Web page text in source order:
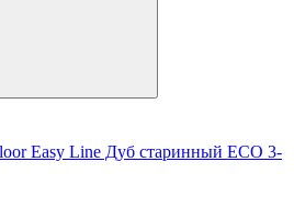
Easy Line Дуб старинный ЕСО 3-